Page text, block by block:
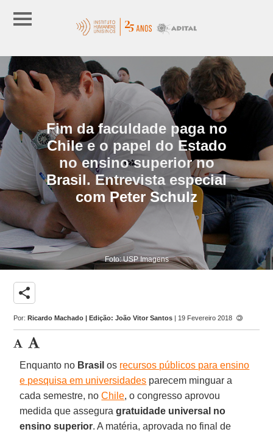
Fim da faculdade paga no
Chile e o papel do Estado
no ensino superior no
Brasil. Entrevista especial
com Peter Schulz
Foto: USP Imagens
share
Por:Ricardo Machado | Edição: João Vitor Santos | 19 Fevereiro 2018
Enquanto no Brasil os recursos públicos para ensino
e pesquisa em universidades parecem minguar a
cada semestre, noChile, o congresso aprovou
medida que asseguragratuidade universal no
ensino superior. A matéria, aprovada no final de